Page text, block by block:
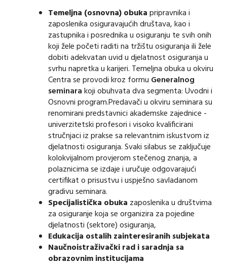
Temeljna (osnovna) obukapripravnika i
zaposlenika osiguravajućih društava, kao i
zastupnika i posrednika u osiguranju te svih onih
koji žele početi raditi na tržištu osiguranja ili žele
dobiti adekvatan uvid u djelatnost osiguranja u
svrhu napretka u karijeri. Temeljna obuka u okviru
Centra se provodi kroz formu Generalnog
seminarakoji obuhvata dva segmenta: Uvodni i
Osnovni program.Predavači u okviru seminara su
renomirani predstavnici akademske zajednice -
univerzitetski profesori i visoko kvalificirani
stručnjaci iz prakse sa relevantnim iskustvom iz
djelatnosti osiguranja. Svaki silabus se zaključuje
kolokvijalnom provjerom stečenog znanja, a
polaznicima se izdaje i uručuje odgovarajući
certifikat o prisustvu i uspješno savladanom
gradivu seminara.
Specijalistička obuka zaposlenika u društvima
za osiguranje koja se organizira za pojedine
djelatnosti (sektore) osiguranja,
Edukacija ostalih zainteresiranih subjekata
Naučnoistraživački rad i saradnja sa
obrazovnim institucijama